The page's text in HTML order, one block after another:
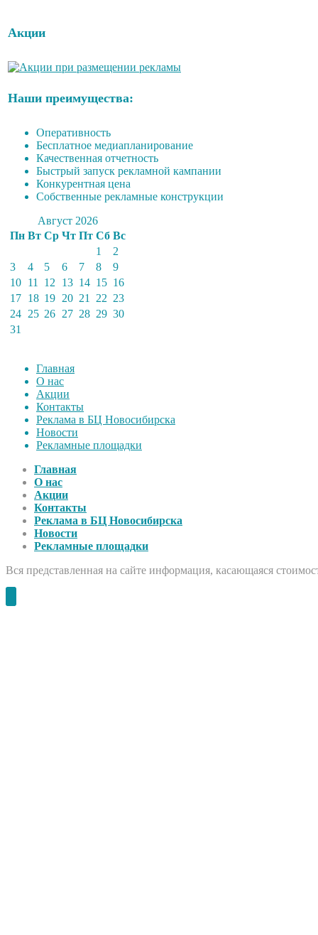
Акции
Наши преимущества:
Оперативность
Бесплатное медиапланирование
Качественная отчетность
Быстрый запуск рекламной кампании
Конкурентная цена
Собственные рекламные конструкции
Август 2026
Пн Вт Ср Чт Пт Сб Вс
1
2
3
4 5 6 7 8
9
10 11 12 13 14 15 16
17 18 19 20 21 22 23
24 25 26 27 28 29 30
31
Главная
О нас
Акции
Контакты
Реклама в БЦ Новосибирска
Новости
Рекламные площадки
Главная
О нас
Акции
Контакты
Реклама в БЦ Новосибирска
Новости
Рекламные площадки
Вся представленная на сайте информация, касающаяся